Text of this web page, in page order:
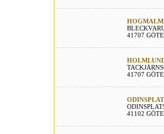
41707
41707
41102